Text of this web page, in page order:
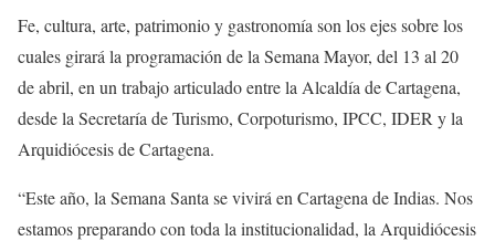
Fe, cultura, arte, patrimonio y gastronomía son los ejes sobre los
cuales girará la programación de la Semana Mayor, del 13 al 20
de abril, en un trabajo articulado entre la Alcaldía de Cartagena,
desde la Secretaría de Turismo, Corpoturismo, IPCC, IDER y la
Arquidiócesis de Cartagena.
“Este año, la Semana Santa se vivirá en Cartagena de Indias. Nos
estamos preparando con toda la institucionalidad, la Arquidiócesis